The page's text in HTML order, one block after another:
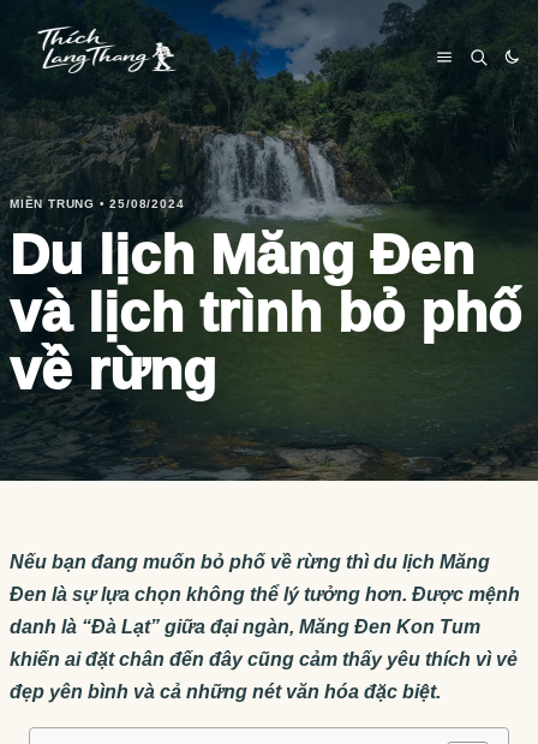
MIỀN TRUNG • 25/08/2024
Du lịch Măng Đen
và lịch trình bỏ phố
về rừng
Nếu bạn đang muốn bỏ phố về rừng thì du lịch Măng
Đen là sự lựa chọn không thể lý tưởng hơn. Được mệnh
danh là “Đà Lạt” giữa đại ngàn, Măng Đen Kon Tum
khiến ai đặt chân đến đây cũng cảm thấy yêu thích vì vẻ
đẹp yên bình và cả những nét văn hóa đặc biệt.